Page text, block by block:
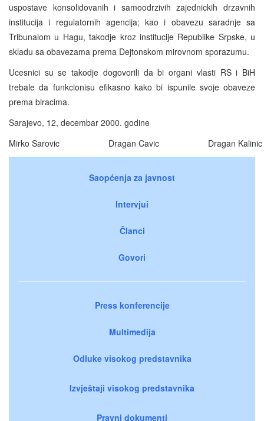
uspostave konsolidovanih i samoodrzivih zajednickih drzavnih
institucija i regulatornih agencija; kao i obavezu saradnje sa
Tribunalom u Hagu, takodje kroz institucije Republike Srpske, u
skladu sa obavezama prema Dejtonskom mirovnom sporazumu.
Ucesnici su se takodje dogovorili da bi organi vlasti RS i BiH
trebale da funkcionisu efikasno kako bi ispunile svoje obaveze
prema biracima.
Sarajevo, 12, decembar 2000. godine
Mirko Sarovic
Dragan Cavic Dragan Kalinic
Saopćenja za javnost
Intervjui
Članci
Govori
Press konferencije
Multimedija
Odluke visokog predstavnika
Izvještaji visokog predstavnika
Pravni dokumenti